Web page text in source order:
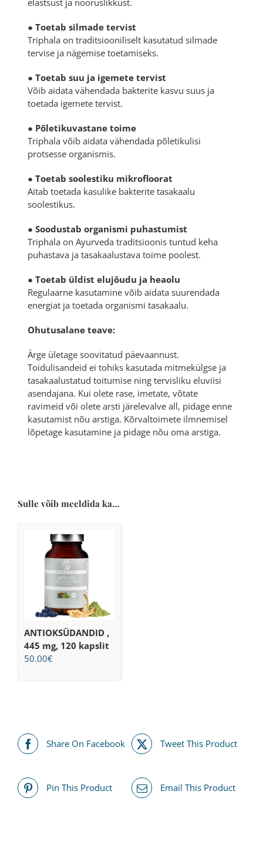
elastsust ja nooruslikkust.
● Toetab silmade tervist
Triphala on traditsiooniliselt kasutatud silmade
tervise ja nägemise toetamiseks.
● Toetab suu ja igemete tervist
Võib aidata vähendada bakterite kasvu suus ja
toetada igemete tervist.
● Põletikuvastane toime
Triphala võib aidata vähendada põletikulisi
protsesse organismis.
● Toetab soolestiku mikrofloorat
Aitab toetada kasulike bakterite tasakaalu
soolestikus.
● Soodustab organismi puhastumist
Triphala on Ayurveda traditsioonis tuntud keha
puhastava ja tasakaalustava toime poolest.
● Toetab üldist elujõudu ja heaolu
Regulaarne kasutamine võib aidata suurendada
energiat ja toetada organismi tasakaalu.
Ohutusalane teave:
Ärge ületage soovitatud päevaannust.
Toidulisandeid ei tohiks kasutada mitmekülgse ja
tasakaalustatud toitumise ning tervisliku eluviisi
asendajana. Kui olete rase, imetate, võtate
ravimeid või olete arsti järelevalve all, pidage enne
kasutamist nõu arstiga. Kõrvaltoimete ilmnemisel
lõpetage kasutamine ja pidage nõu oma arstiga.
Sulle võib meeldida ka…
ANTIOKSÜDANDID ,
445 mg, 120 kapslit
50.00€
Share On Facebook Tweet This Product
Pin This Product Email This Product